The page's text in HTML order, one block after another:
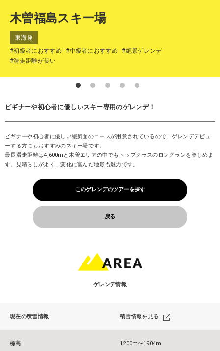
木曽福島スキー場
東海発
#初級者におすすめ
#中級者におすすめ
#絶景ゲレンデ
#滑走距離が長い
ビギナーや初心者に優しいスキー専用のゲレンデ！
ビギナーや初心者に優しい緩斜面のコースが用意されているので、ゲレンデデビュ
ーする方にもおすすめのスキー場です。
最長滑走距離は4,600mと木曽エリアの中でもトップクラスのロングランを楽しめま
す。見晴らしがよく、変化に富んだ地形も魅力です。
このゲレンデのツアーを探す
戻る
ゲレンデ情報
現在の積雪情報 積雪情報を見る
標高 1200m〜1904m